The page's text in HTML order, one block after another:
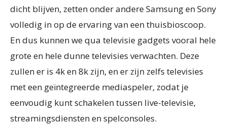
dicht blijven, zetten onder andere Samsung en Sony
volledig in op de ervaring van een thuisbioscoop.
En dus kunnen we qua televisie gadgets vooral hele
grote en hele dunne televisies verwachten. Deze
zullen er is 4k en 8k zijn, en er zijn zelfs televisies
met een geïntegreerde mediaspeler, zodat je
eenvoudig kunt schakelen tussen live-televisie,
streamingsdiensten en spelconsoles.